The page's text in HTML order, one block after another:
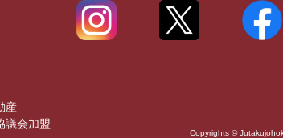
Copyrights ©
産
議会加盟